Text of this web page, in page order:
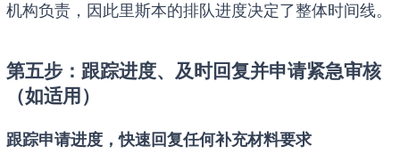
机构负责，因此里斯本的排队进度决定了整体时间线。
第五步：跟踪进度、及时回复并申请紧急审核
（如适用）
跟踪申请进度，快速回复任何补充材料要求